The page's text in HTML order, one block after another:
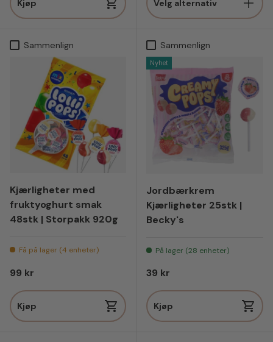
Kjøp Velg alternativ
Sammenlign
Kjærligheter med
fruktyoghurt smak
48stk | Storpakk 920g
Få på lager (4 enheter)
Vanlig pris
99 kr
Kjøp
Sammenlign
Nyhet
Jordbærkrem
Kjærligheter 25stk |
Becky's
På lager (28 enheter)
Vanlig pris
39 kr
Kjøp